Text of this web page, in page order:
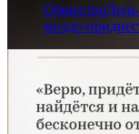
ОбществоДень
молдо-